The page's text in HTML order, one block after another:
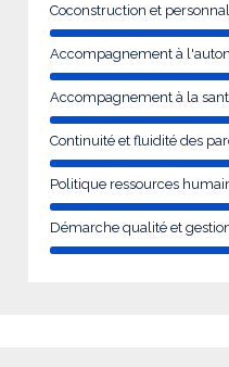
Coconstruction et
Accompagnement à
Accompagnement à la
Continuité et fluidité des
Politique ressources
Démarche qualité et